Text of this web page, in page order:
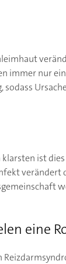
immer nur
klarsten ist
verändert
eine